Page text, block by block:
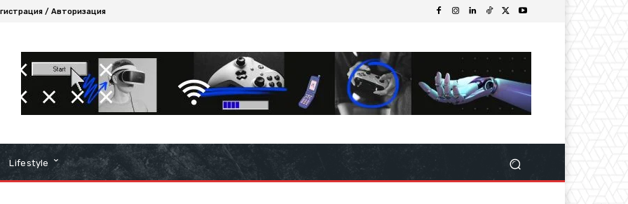
/ Авторизация
Lifestyle